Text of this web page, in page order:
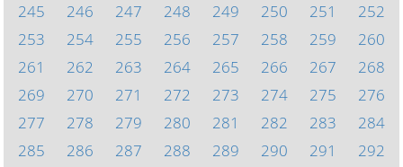
245
246 247 248 249 250 251
252
253
254 255 256 257 258 259
260
261
262 263 264 265 266 267
268
269
270 271 272 273 274 275
276
277
278 279 280 281 282 283
284
285
286 287 288 289 290 291
292